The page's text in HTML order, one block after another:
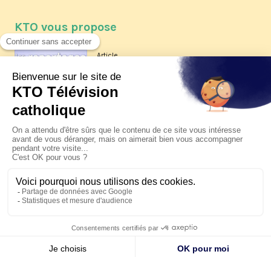
KTO vous propose
Article
Les reportages d'été 2026 de KTO
La visite pastorale du pape Léon
XIV à Assise à suivre sur KTO le
jeudi 6 août
Le pape en Uruguay, Argentine et
Pérou du 6 au 17 novembre 2026
© KTO 2026 — Mentions légales